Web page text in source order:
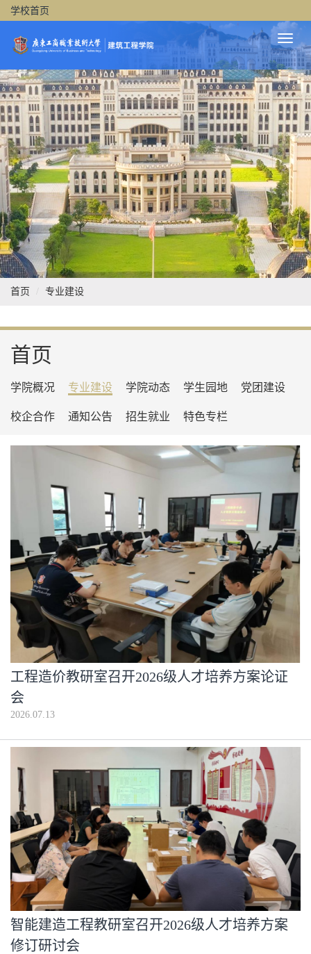
学校首页
Toggle
首页 专业建设
首页
学院概况 专业建设 学院动态 学生园地 党团建设
校企合作 通知公告 招生就业 特色专栏
工程造价教研室召开2026级人才培养方案论证
会
2026.07.13
智能建造工程教研室召开2026级人才培养方案
修订研讨会